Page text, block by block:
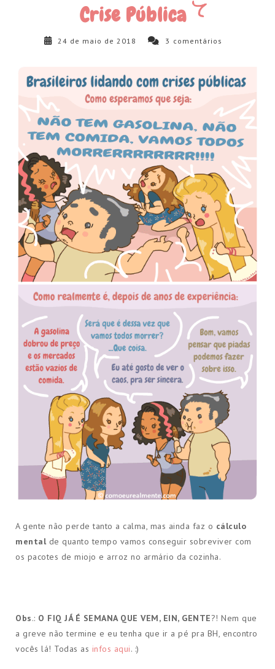
Crise Pública
24 de maio de 2018 3 comentários
A gente não perde tanto a calma, mas ainda faz o cálculo
mentalde quanto tempo vamos conseguir sobreviver com
os pacotes de miojo e arroz no armário da cozinha.
Obs.: O FIQ JÁ É SEMANA QUE VEM, EIN, GENTE?! Nem que
a greve não termine e eu tenha que ir a pé pra BH, encontro
vocês lá! Todas as infos aqui. :)